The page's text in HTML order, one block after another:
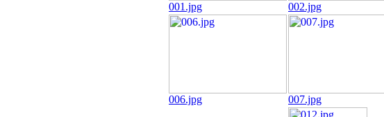
001.jpg 002.jpg
006.jpg 007.jpg